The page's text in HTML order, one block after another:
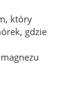
który
gdzie